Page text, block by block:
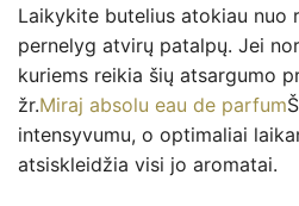
Laikykite butelius atokiau nuo
pernelyg atvirų patalpų. Jei
kuriems reikia šių atsargumo
žr.Miraj absolu eau de parfum
intensyvumu, o optimaliai
atsiskleidžia visi jo aromatai.